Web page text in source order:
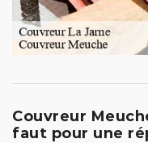
Couvreur
faut pour une